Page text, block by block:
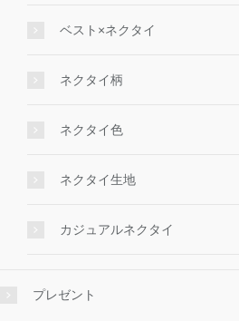
ベスト×ネクタイ
ネクタイ柄
ネクタイ色
ネクタイ生地
カジュアルネクタイ
プレゼント